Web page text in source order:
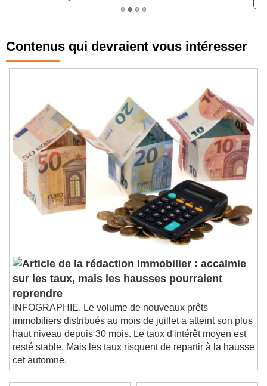
Contenus qui devraient vous intéresser
Immobilier : accalmie
sur les taux, mais les hausses pourraient
reprendre
INFOGRAPHIE. Le volume de nouveaux prêts
immobiliers distribués au mois de juillet a atteint son plus
haut niveau depuis 30 mois. Le taux d'intérêt moyen est
resté stable. Mais les taux risquent de repartir à la hausse
cet automne.